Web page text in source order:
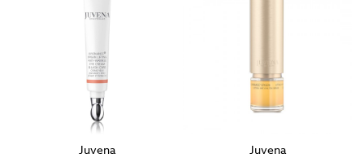
Juvena Juvena